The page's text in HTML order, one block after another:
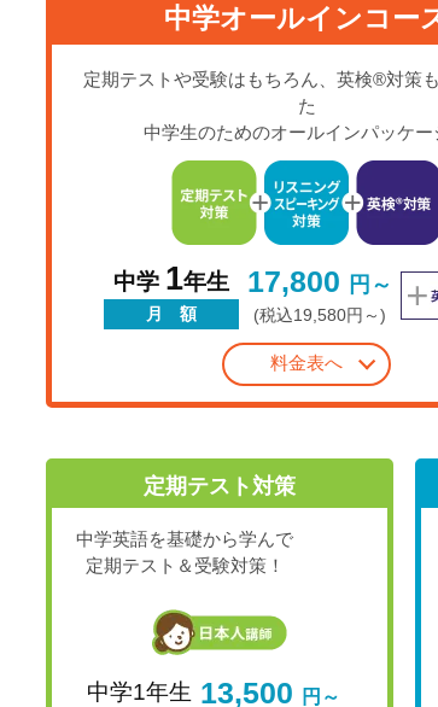
中学オールインコー
定期テストや受験はもちろん、英検®対策
た
中学生のためのオールインパッケー
中学 1年生
月 額
17,800 円～
(税込19,580円～)
料金表へ
定期テスト対策
中学英語を基礎から学んで
定期テスト＆受験対策！
中学1年生 13,500 円～